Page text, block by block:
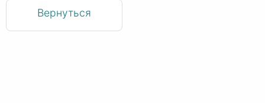
Вернуться